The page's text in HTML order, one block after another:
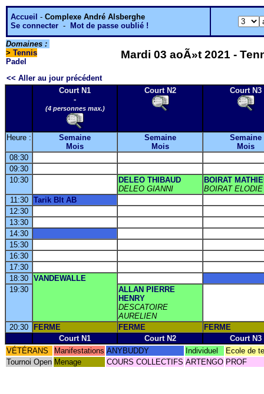
Accueil - Complexe André Alsberghe
Se connecter - Mot de passe oublié !
Domaines :
> Tennis
Padel
Mardi 03 aoÃ»t 2021 -
<< Aller au jour précédent
Court N1
-
(4 personnes max.)
Court N2 Court N3
Heure :
Semaine
Mois
Semaine
Mois
Semaine
Mois
08:30
09:30
10:30
DELEO THIBAUD
DELEO GIANNI
BOIRAT
BOIRAT ELODIE
11:30
Tarik Blt AB
12:30
13:30
14:30
15:30
16:30
17:30
18:30 VANDEWALLE
19:30
ALLAN PIERRE
HENRY
DESCATOIRE
AURELIEN
20:30
FERME FERME
FERME
Court N1
Court N2
Court N3
VÉTÉRANS
Manifestations ANYBUDDY Individuel
Ecole de
Tournoi Open Menage COURS COLLECTIFS ARTENGO PROF